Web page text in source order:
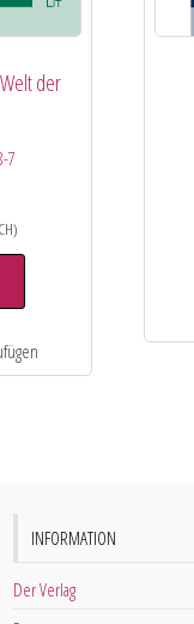
der
7
INFORMATION
Der Verlag